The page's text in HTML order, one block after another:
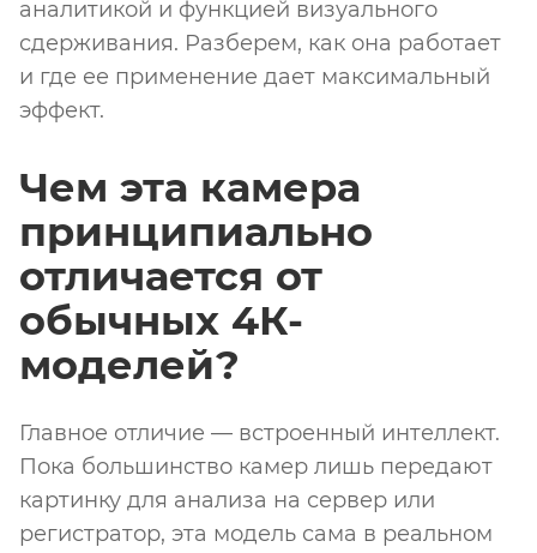
аналитикой и функцией визуального
сдерживания. Разберем, как она работает
и где ее применение дает максимальный
эффект.
Чем эта камера
принципиально
отличается от
обычных 4К-
моделей?
Главное отличие — встроенный интеллект.
Пока большинство камер лишь передают
картинку для анализа на сервер или
регистратор, эта модель сама в реальном